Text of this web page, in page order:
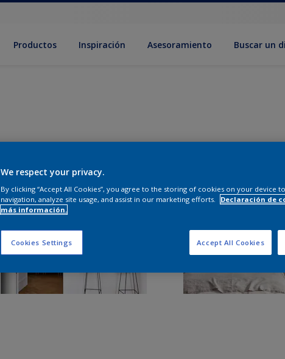
Productos Inspiración Asesoramiento Buscar un
We respect your privacy.
By clicking “Accept All Cookies”, you agree to the storing of cookies on your device
navigation, analyze site usage, and assist in our marketing efforts.
Declaración de
más información.
Cookies Settings Accept All Cookies